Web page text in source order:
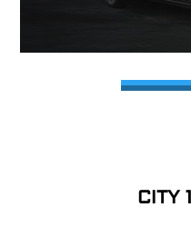
CITY